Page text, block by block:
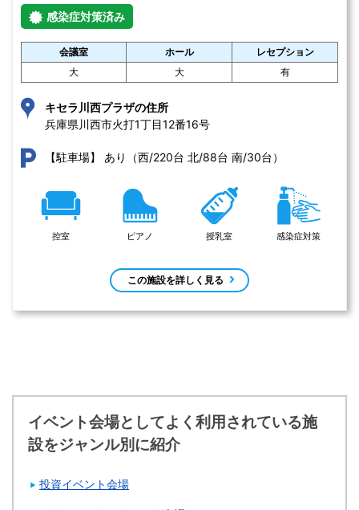
感染症対策済み
会議室 ホール
レセプション
大
大 有
キセラ川西プラザの住所
兵庫県川西市火打1丁目12番16号
【駐車場】 あり（西/220台 北/88台 南/30台）
控室 ピアノ 授乳室 感染症対策
この施設を詳しく見る
イベント会場としてよく利用されている施
設をジャンル別に紹介
投資イベント会場